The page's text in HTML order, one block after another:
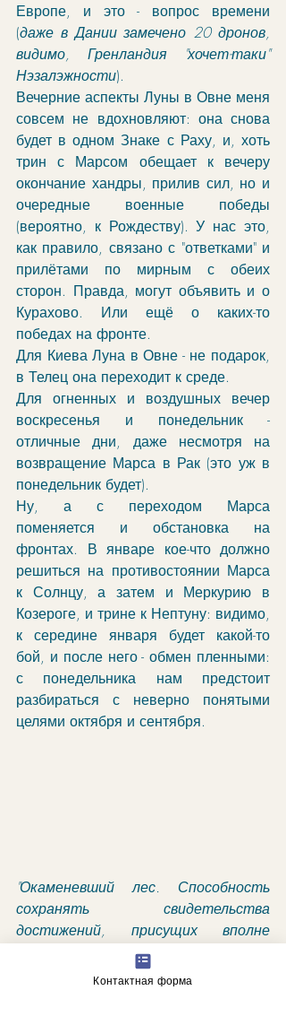
Европе, и это - вопрос времени
(даже в Дании замечено 20 дронов,
видимо, Гренландия "хочет-таки"
Нэзалэжности).
Вечерние аспекты Луны в Овне меня
совсем не вдохновляют: она снова
будет в одном Знаке с Раху, и, хоть
трин с Марсом обещает к вечеру
окончание хандры, прилив сил, но и
очередные военные победы
(вероятно, к Рождеству). У нас это,
как правило, связано с "ответками" и
прилётами по мирным с обеих
сторон. Правда, могут объявить и о
Курахово. Или ещё о каких-то
победах на фронте.
Для Киева Луна в Овне - не подарок,
в Телец она переходит к среде.
Для огненных и воздушных вечер
воскресенья и понедельник -
отличные дни, даже несмотря на
возвращение Марса в Рак (это уж в
понедельник будет).
Ну, а с переходом Марса
поменяется и обстановка на
фронтах. В январе кое-что должно
решиться на противостоянии Марса
к Солнцу, а затем и Меркурию в
Козероге, и трине к Нептуну: видимо,
к середине января будет какой-то
бой, и после него - обмен пленными:
с понедельника нам предстоит
разбираться с неверно понятыми
целями октября и сентября.
"Окаменевший лес. Способность
сохранять свидетельства
достижений, присущих вполне
зрелым культурам. Первообразное
бессмертие".Контактная форма